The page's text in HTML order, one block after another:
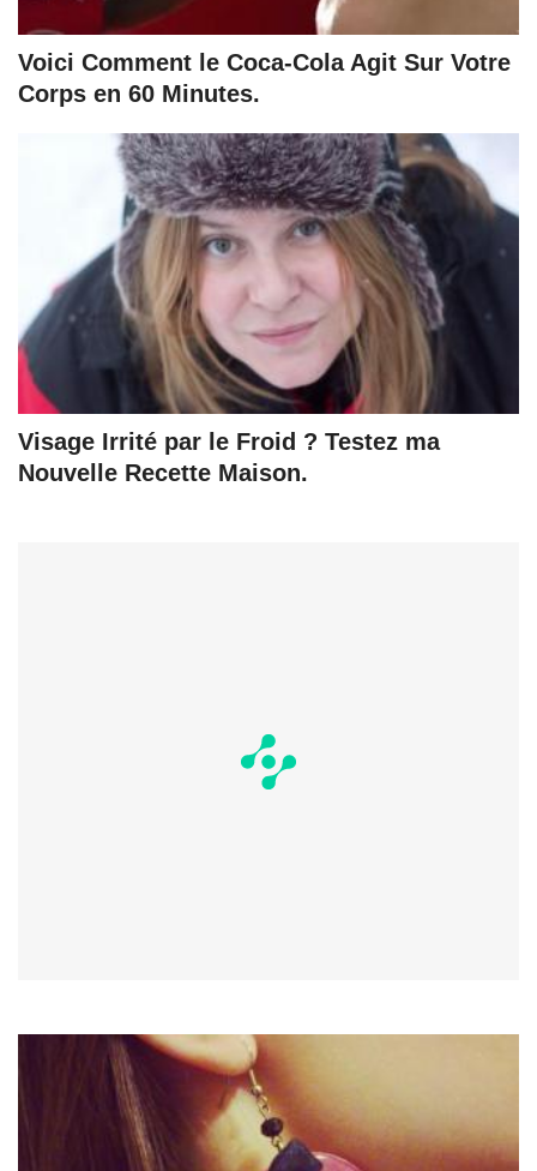
Voici Comment le Coca-Cola Agit Sur Votre
Corps en 60 Minutes.
Visage Irrité par le Froid ? Testez ma
Nouvelle Recette Maison.